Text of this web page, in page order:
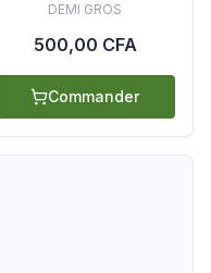
DEMI GROS
500,00 CFA
Commander